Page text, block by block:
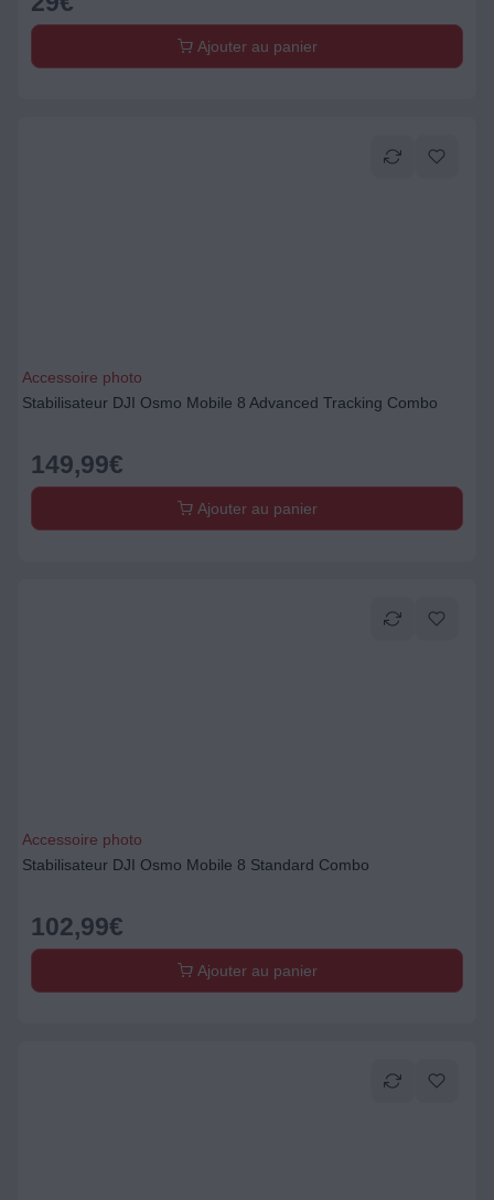
Ajouter au panier
Accessoire photo
Stabilisateur DJI Osmo Mobile 8 Advanced Tracking Combo
149,99€
Ajouter au panier
Accessoire photo
Stabilisateur DJI Osmo Mobile 8 Standard Combo
102,99€
Ajouter au panier